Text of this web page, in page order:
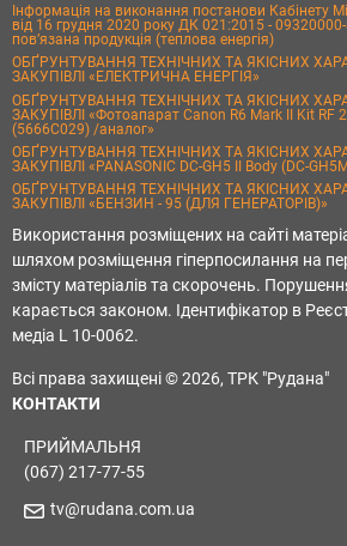
Інформація на виконання постанови Кабінету
від 16 грудня 2020 року ДК 021:2015 -
пов’язана продукція (теплова енергія)
ОБҐРУНТУВАННЯ ТЕХНІЧНИХ ТА ЯКІСНИХ
ЗАКУПІВЛІ «ЕЛЕКТРИЧНА ЕНЕРГІЯ»
ОБҐРУНТУВАННЯ ТЕХНІЧНИХ ТА ЯКІСНИХ
ЗАКУПІВЛІ «Фотоапарат Canon R6 Mark II Kit RF
(5666C029) /аналог»
ОБҐРУНТУВАННЯ ТЕХНІЧНИХ ТА ЯКІСНИХ
ЗАКУПІВЛІ «PANASONIC DC-GH5 II Body (DC-
ОБҐРУНТУВАННЯ ТЕХНІЧНИХ ТА ЯКІСНИХ
ЗАКУПІВЛІ «БЕНЗИН - 95 (ДЛЯ ГЕНЕРАТОРІВ)»
Використання розміщених на сайті
шляхом розміщення гіперпосилання на
змісту матеріалів та скорочень.
карається законом. Ідентифікатор в
медіа L 10-0062.
Всі права захищені © 2026, ТРК "Рудана"
КОНТАКТИ
ПРИЙМАЛЬНЯ
(067) 217-77-55
tv@rudana.com.ua